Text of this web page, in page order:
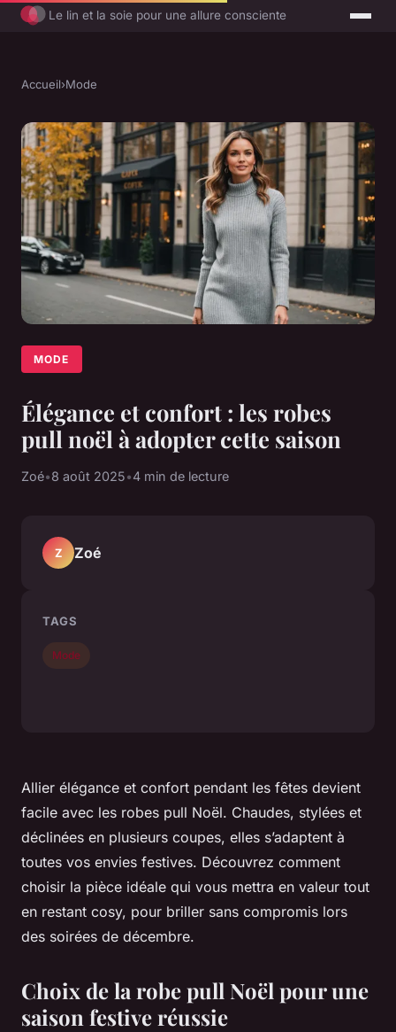
Le lin et la soie pour une allure consciente
Accueil›Mode
MODE
Élégance et confort : les robes
pull noël à adopter cette saison
Zoé•8 août 2025•4 min de lecture
Allier élégance et confort pendant les fêtes devient
facile avec les robes pull Noël. Chaudes, stylées et
déclinées en plusieurs coupes, elles s’adaptent à
toutes vos envies festives. Découvrez comment
choisir la pièce idéale qui vous mettra en valeur tout
en restant cosy, pour briller sans compromis lors
des soirées de décembre.
Choix de la robe pull Noël pour une
saison festive réussie
Z Zoé
TAGS
Mode